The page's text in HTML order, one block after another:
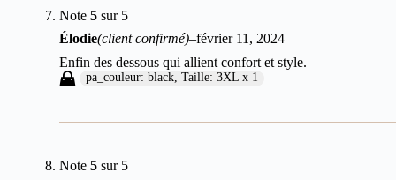
Note 5sur 5
Élodie(client confirmé)–février 11, 2024
Enfin des dessous qui allient confort et style.
pa_couleur: black, Taille: 3XL x 1
Note 5sur 5